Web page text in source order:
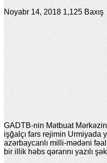
Noyabr 14, 2018 1,125 Baxış
GADTB-nin Mətbuat
işğalçı fars rejimin Urmiyada
azərbaycanlı milli-mədəni
bir illik həbs qərarını yazılı